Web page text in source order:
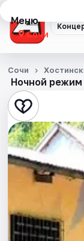
Меню
Сочи
Концерты
Театр
Стендап
Выставки
Квесты
Спорт
Ночной режим
Сочи